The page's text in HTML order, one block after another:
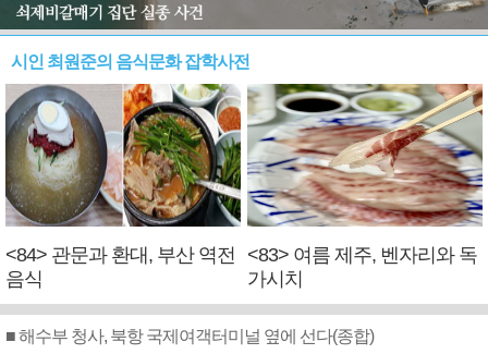
시인 최원준의 음식문화 잡학사전
<84> 관문과 환대, 부산 역전
음식
<83> 여름 제주, 벤자리와 독
가시치
■ 해수부 청사, 북항 국제여객터미널 옆에 선다(종합)